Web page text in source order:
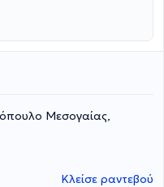
Μεσογαίας,
Κλείσε ραντεβού